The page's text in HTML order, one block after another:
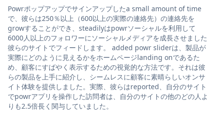
Powrポップアップでサインアップしたa small amount of time
で、彼らは250％以上（600以上の実際の連絡先）の連絡先を
growすることができ、steadilyはpowrソーシャルを利用して
6000人以上のフォロワーにソーシャルメディアを成長させました
彼らのサイトでフィードします。 added powr sliderは、製品が
実際にどのように見えるかをホームページlanding onであるた
め、顧客にすばやく表示するための視覚的な方法です。それは彼
らの製品を上手に紹介し、シームレスに顧客に素晴らしいオンサ
イト体験を提供しました。実際、彼らはreported、自分のサイト
でpowrアプリを操作した訪問者は、自分のサイトの他のどの人よ
りも2.5倍長く関与していました。